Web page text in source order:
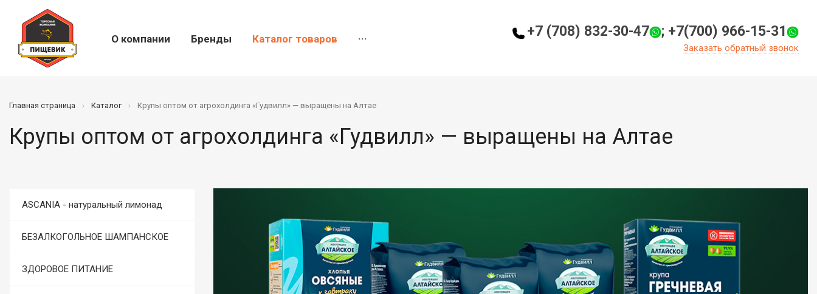
О компании Бренды Каталог товаров ··· +7 (708) 832-30-47 ; +7(700) 966-15-31
Заказать обратный звонок
Главная страница Каталог Крупы оптом от агрохолдинга «Гудвилл» — выращены на Алтае
Крупы оптом от агрохолдинга «Гудвилл» — выращены на Алтае
ASCANIA - натуральный лимонад
БЕЗАЛКОГОЛЬНОЕ ШАМПАНСКОЕ
ЗДОРОВОЕ ПИТАНИЕ